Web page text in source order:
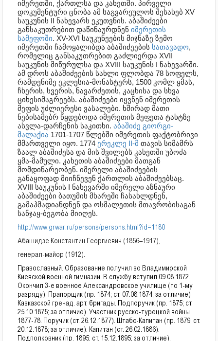
იმერეთში, ქართლსა და კახეთში. პირველი
დოკუმენტური ცნობა ამ საგვარეულოს შესახებ XV
საუკუნის II ნახევარს ეკუთვნის. აბაშიძეები
განსაკუთრებით დაწინაურდნენ იმერეთის
სამეფოში. XV-XVI საუკუნეების მიჯნაზე ზემო
იმერეთში ჩამოყალიბდა აბაშიძეების სათავადო,
რომელიც განსაკუთრებით გაძლიერდა XVII
საუკუნის მიწურულსა და XVIII საუკუნის I ნახევარში.
ამ დროს აბაშიძეების სახლი ფლობდა 78 სოფელს,
რამდენიმე ეკლესია-მონასტერს, 1500 კომლ ყმას,
ჩხერის, სვერის, ნავარძეთის, კაცხისა და სხვა
ციხესიმაგრეებს. აბაშიძეები იყვნენ იმერეთის
მეფის უძლიერესი ვასალები. ხშირად მათი
ნებისამებრ წყდებოდა იმერეთის მეფეთა ტახტზე
ასვლა-დარჩენის საკითხი. აბაშიძე გიორგი-
მალაქია 1701-1707 წლებში იმერეთის ფაქტობრივი
მმართველი იყო. 1774 ერეკლე II-მ თავის სიმამრს
ზაალ აბაშიძესა და მის შვილებს კახეთში უბოძა
ყმა-მამული. კახეთის აბაშიძეები მათგან
მომდინარეობენ. იმერელი აბაშიძეების
განაყოფად მიიჩნევენ ქართლის აბაშიძეებსაც.
XVIII საუკუნის I ნახევარში იმერელი აზნაური
აბაშიძეები ბათუმის მხარეში ჩასახლდნენ,
გამაჰმადიანდნენ და ოსმალეთის მთავრობისაგან
სანჯაყ-ბეგობა მიიღეს.
http://www.grwar.ru/persons/persons.html?id=1180
Абашидзе Константин Георгиевич (1856–1917),
генерал-майор (1912).
Православный. Образование получил во Владимирской
Киевской военной гимназии. В службу вступил 09.08.1872.
Окончил 3-е военное Александровское училище (по 1-му
разряду). Прапорщик (пр. 1874; ст. 07.08.1874; за отличие)
Кавказской гренад. арт. бригады. Подпоручик (пр. 1875; ст.
25.10.1875; за отличие). Участник русско-турецкой войны
1877-78. Поручик (ст. 26.12.1877). Штабс-Капитан (пр. 1879; ст.
20.12.1878; за отличие). Капитан (ст. 26.02.1886).
Подполковник (пр. 1895; ст. 15.12.1895; за отличие).